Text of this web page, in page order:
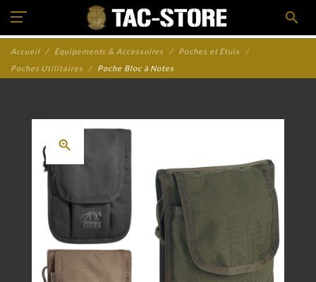
search
Accueil Equipements & Accessoires
Poches et Etuis
Poches Utilitaires
Poche Bloc à Notes
zoom_in